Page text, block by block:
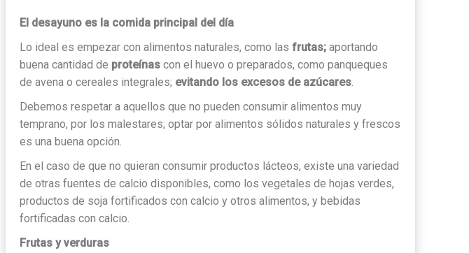
El desayuno es la comida principal del día
Lo ideal es empezar con alimentos naturales, como las frutas; aportando
buena cantidad de proteínas con el huevo o preparados, como panqueques
de avena o cereales integrales; evitando los excesos de azúcares.
Debemos respetar a aquellos que no pueden consumir alimentos muy
temprano, por los malestares; optar por alimentos sólidos naturales y frescos
es una buena opción.
En el caso de que no quieran consumir productos lácteos, existe una variedad
de otras fuentes de calcio disponibles, como los vegetales de hojas verdes,
productos de soja fortificados con calcio y otros alimentos, y bebidas
fortificadas con calcio.
Frutas y verduras